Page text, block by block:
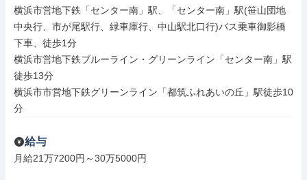
横浜市営地下鉄「センター南」駅、「センター南」駅(笹山団地
中央行、市が尾駅行、緑車庫行、中山駅北口行)バス乗車御影橋
下車、徒歩1分
横浜市営地下鉄ブルーライン・グリーンライン「センター南」駅
徒歩13分
横浜市市営地下鉄グリーンライン「都筑ふれあいの丘」駅徒歩10
分
給与
月給21万7200円～30万5000円